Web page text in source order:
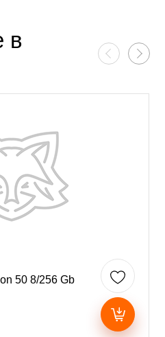
в
50 8/256 Gb